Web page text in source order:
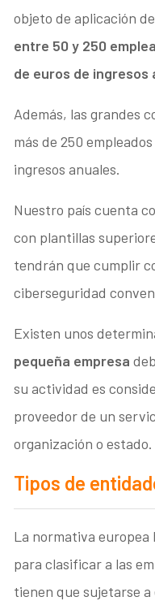
objeto de aplicación
entre 50 y 250
de euros de ingresos
Además, las grandes
más de 250
ingresos anuales.
Nuestro país cuenta
con plantillas
tendrán que cumplir
ciberseguridad
Existen unos
pequeña empresa
su actividad es
proveedor de un
organización o estado.
Tipos de
La normativa europea
para clasificar a las
tienen que sujetarse a